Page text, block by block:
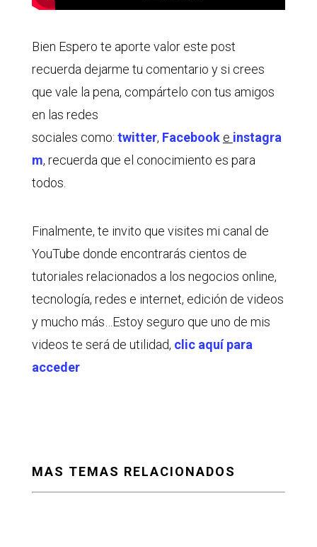
Bien Espero te aporte valor este post
recuerda dejarme tu comentario y si crees
que vale la pena, compártelo con tus amigos
en las redes
sociales como: twitter, Facebook e instagra
m, recuerda que el conocimiento es para
todos.
Finalmente, te invito que visites mi canal de
YouTube donde encontrarás cientos de
tutoriales relacionados a los negocios online,
tecnología, redes e internet, edición de videos
y mucho más…Estoy seguro que uno de mis
videos te será de utilidad, clic aquí para
acceder
MAS TEMAS RELACIONADOS